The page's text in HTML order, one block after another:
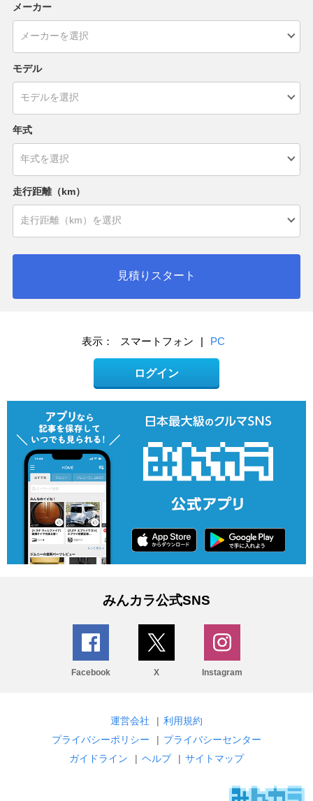
メーカー
モデル
年式
走行距離（km）
見積りスタート
表示： スマートフォン | PC
ログイン
みんカラ公式SNS
Facebook X Instagram
運営会社 | 利用規約
プライバシーポリシー
| プライバシーセンター
ガイドライン
| ヘルプ | サイトマップ